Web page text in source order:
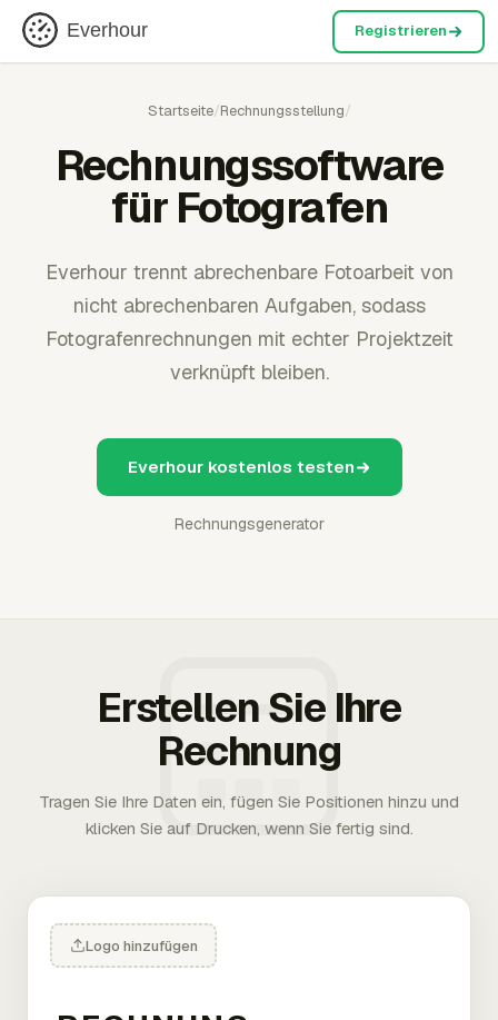
Everhour Registrieren
Startseite/Rechnungsstellung/
Rechnungssoftware
für Fotografen
Everhour trennt abrechenbare Fotoarbeit von
nicht abrechenbaren Aufgaben, sodass
Fotografenrechnungen mit echter Projektzeit
verknüpft bleiben.
Everhour kostenlos testen
Rechnungsgenerator
Erstellen Sie Ihre
Rechnung
Tragen Sie Ihre Daten ein, fügen Sie Positionen hinzu und
klicken Sie auf Drucken, wenn Sie fertig sind.
Logo hinzufügen